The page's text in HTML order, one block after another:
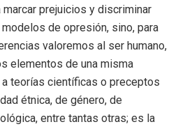
prejuicios y discriminar
de opresión, sino, para
valoremos al ser humano,
elementos de una misma
teorías científicas o preceptos
étnica, de género, de
entre tantas otras; es la